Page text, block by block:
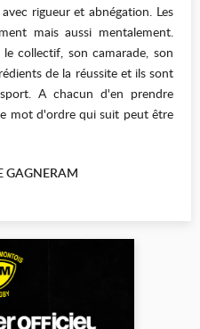
rigueur et abnégation. Les
mais aussi mentalement.
collectif, son camarade, son
de la réussite et ils sont
A chacun d'en prendre
mot d'ordre qui suit peut être
GAGNERAM